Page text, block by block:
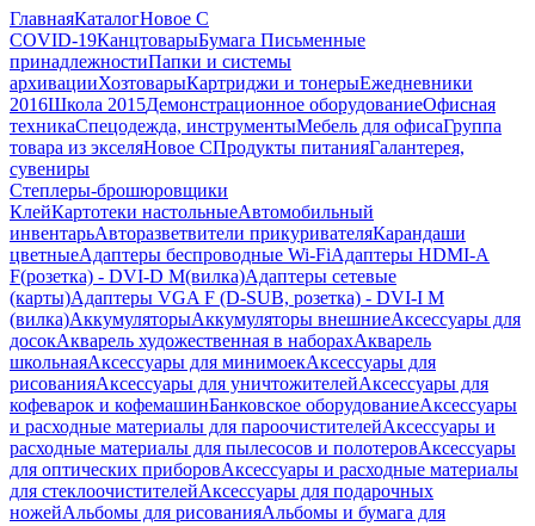
ГлавнаяКаталогНовое С
COVID-19КанцтоварыБумага Письменные
принадлежностиПапки и системы
архивацииХозтоварыКартриджи и тонерыЕжедневники
2016Школа 2015Демонстрационное оборудованиеОфисная
техникаСпецодежда, инструментыМебель для офисаГруппа
товара из экселяНовое СПродукты питанияГалантерея,
сувениры
Степлеры-брошюровщики
КлейКартотеки настольныеАвтомобильный
инвентарьАвторазветвители прикуривателяКарандаши
цветныеАдаптеры беспроводные Wi-FiАдаптеры HDMI-A
F(розетка) - DVI-D M(вилка)Адаптеры сетевые
(карты)Адаптеры VGA F (D-SUB, розетка) - DVI-I M
(вилка)АккумуляторыАккумуляторы внешниеАксессуары для
досокАкварель художественная в наборахАкварель
школьнаяАксессуары для минимоекАксессуары для
рисованияАксессуары для уничтожителейАксессуары для
кофеварок и кофемашинБанковское оборудованиеАксессуары
и расходные материалы для пароочистителейАксессуары и
расходные материалы для пылесосов и полотеровАксессуары
для оптических приборовАксессуары и расходные материалы
для стеклоочистителейАксессуары для подарочных
ножейАльбомы для рисованияАльбомы и бумага для